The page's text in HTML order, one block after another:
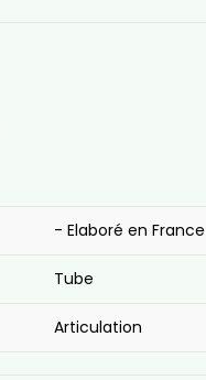
- Elaboré en France
Tube
Articulation